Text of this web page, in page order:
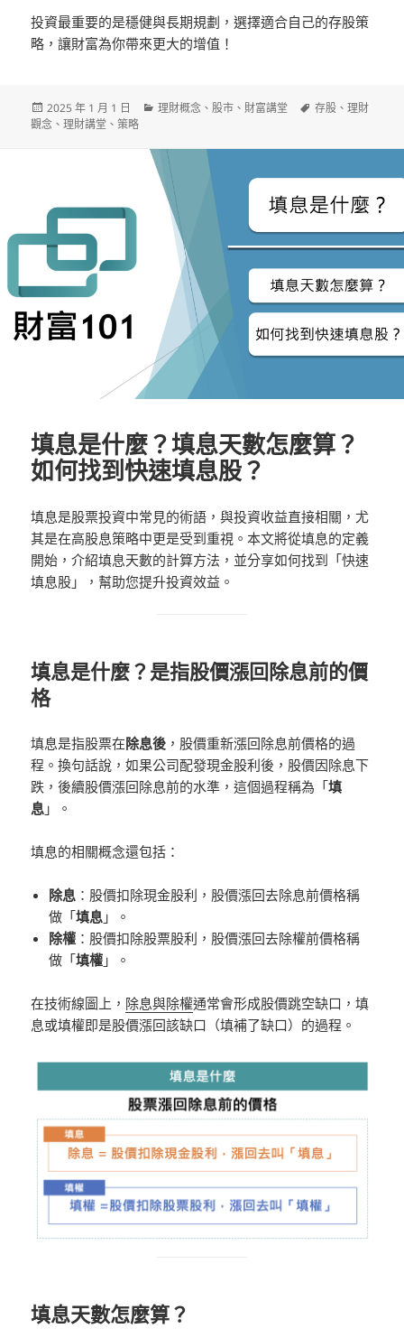
投資最重要的是穩健與長期規劃，選擇適合自己的存股策
略，讓財富為你帶來更大的增值！
發
佈
2025 年 1 月 1 日
分
理財概念 、股市 、 財富講堂
標
存股 、理財
觀念 、理財講堂 、策略
填息是什麼？填息天數怎麼算？
如何找到快速填息股？
填息是股票投資中常見的術語，與投資收益直接相關，尤
其是在高股息策略中更是受到重視。本文將從填息的定義
開始，介紹填息天數的計算方法，並分享如何找到「快速
填息股」，幫助您提升投資效益。
填息是什麼？是指股價漲回除息前的價
格
填息是指股票在除息後 ，股價重新漲回除息前價格的過
程。換句話說，如果公司配發現金股利後，股價因除息下
跌，後續股價漲回除息前的水準，這個過程稱為「填
息 」。
填息的相關概念還包括：
除息 ：股價扣除現金股利，股價漲回去除息前價格稱
做「填息 」。
除權 ：股價扣除股票股利，股價漲回去除權前價格稱
做「填權 」。
在技術線圖上， 除息與除權通常會形成股價跳空缺口，填
息或填權即是股價漲回該缺口（填補了缺口）的過程。
填息天數怎麼算？